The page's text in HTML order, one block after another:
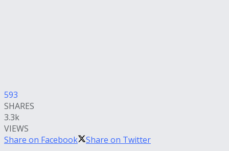
593
SHARES
3.3k
VIEWS
Share on Facebook
Share on Twitter